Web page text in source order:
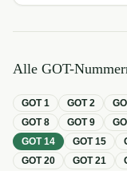
Alle GOT-
GOT1 GOT2
GOT8 GOT9
GOT14 GOT15
GOT20 GOT21